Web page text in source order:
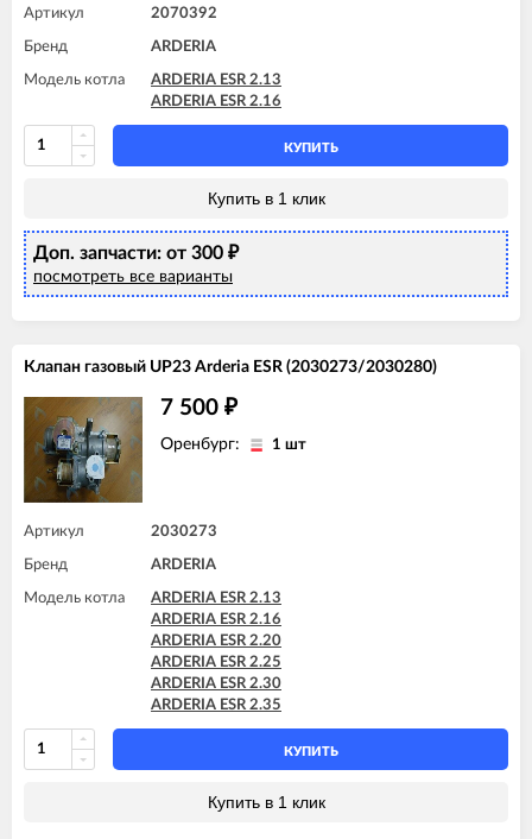
Артикул 2070392
Бренд ARDERIA
Модель котла
ARDERIA ESR 2.13
ARDERIA ESR 2.16
КУПИТЬ
Купить в 1 клик
Доп. запчасти: от 300 ₽
посмотреть все варианты
Клапан газовый UP23 Arderia ESR (2030273/2030280)
7 500 ₽
Оренбург: 1 шт
Артикул 2030273
Бренд ARDERIA
Модель котла
ARDERIA ESR 2.13
ARDERIA ESR 2.16
ARDERIA ESR 2.20
ARDERIA ESR 2.25
ARDERIA ESR 2.30
ARDERIA ESR 2.35
КУПИТЬ
Купить в 1 клик